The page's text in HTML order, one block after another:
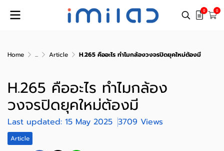
0 0
Home ... Article H.265 คืออะไร ทำไมกล้องวงจรปิดยุคใหม่ต้องมี
H.265 คืออะไร ทำไมกล้อง
วงจรปิดยุคใหม่ต้องมี
Last updated: 15 May 2025 3709 Views
Article